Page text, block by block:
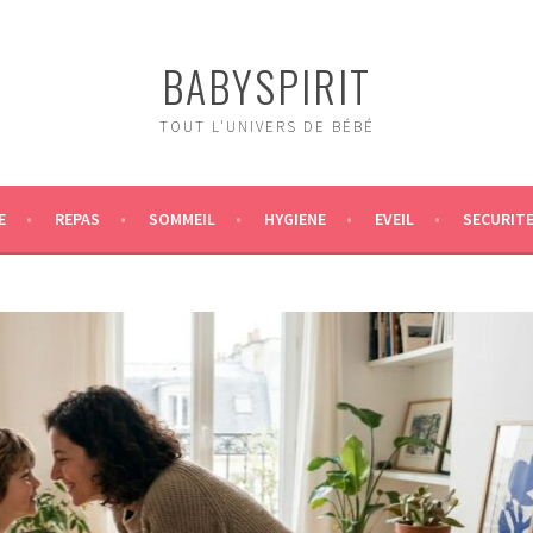
BABYSPIRIT
TOUT L'UNIVERS DE BÉBÉ
REPAS SOMMEIL HYGIENE EVEIL SECURITE